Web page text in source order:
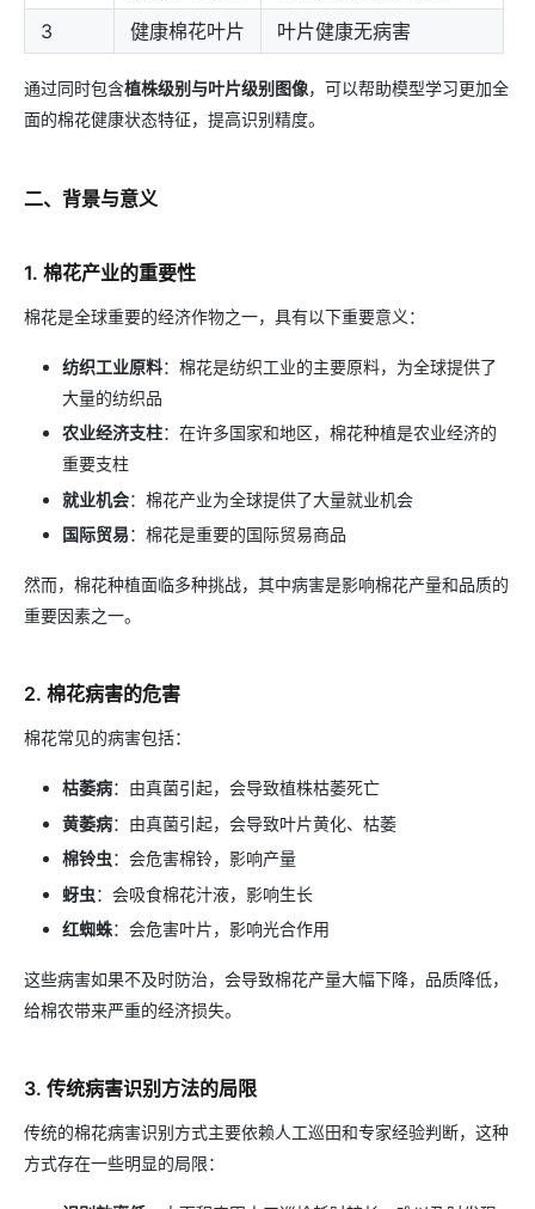
3
健康棉花叶片 叶片健康无病害
通过同时包含植株级别与叶片级别图像，可以帮助模型学习更加全
面的棉花健康状态特征，提高识别精度。
二、背景与意义
1. 棉花产业的重要性
棉花是全球重要的经济作物之一，具有以下重要意义：
纺织工业原料：棉花是纺织工业的主要原料，为全球提供了
大量的纺织品
农业经济支柱：在许多国家和地区，棉花种植是农业经济的
重要支柱
就业机会：棉花产业为全球提供了大量就业机会
国际贸易：棉花是重要的国际贸易商品
然而，棉花种植面临多种挑战，其中病害是影响棉花产量和品质的
重要因素之一。
2. 棉花病害的危害
棉花常见的病害包括：
枯萎病：由真菌引起，会导致植株枯萎死亡
黄萎病：由真菌引起，会导致叶片黄化、枯萎
棉铃虫：会危害棉铃，影响产量
蚜虫：会吸食棉花汁液，影响生长
红蜘蛛：会危害叶片，影响光合作用
这些病害如果不及时防治，会导致棉花产量大幅下降，品质降低，
给棉农带来严重的经济损失。
3. 传统病害识别方法的局限
传统的棉花病害识别方式主要依赖人工巡田和专家经验判断，这种
方式存在一些明显的局限：